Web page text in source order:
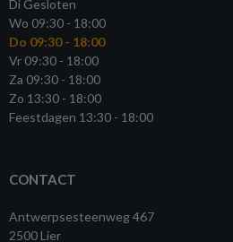
Di Gesloten
Wo 09:30 - 18:00
Do 09:30 - 18:00
Vr 09:30 - 18:00
Za 09:30 - 18:00
Zo 13:30 - 18:00
Feestdagen 13:30 - 18:00
CONTACT
Antwerpsesteenweg 467
2500 Lier